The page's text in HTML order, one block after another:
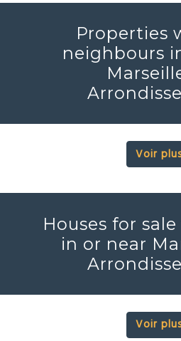
Properties
neighbours
Voir
Houses for
in or near
Voir